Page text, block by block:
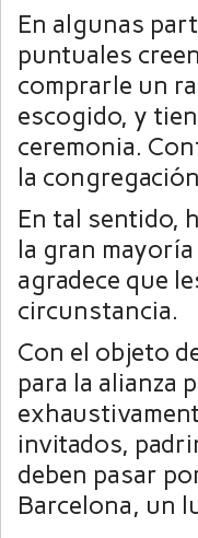
En algunas
puntuales
comprarle un
escogido, y
ceremonia.
la
En tal sentido,
la gran
agradece que
circunstancia.
Con el objeto
para la alianza
invitados,
deben pasar
Barcelona, un